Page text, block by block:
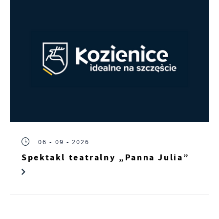
06 - 09 - 2026
Spektakl teatralny „Panna Julia”